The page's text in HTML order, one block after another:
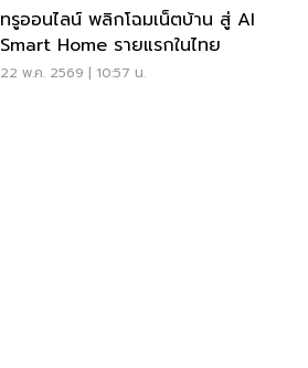
ทรูออนไลน์ พลิกโฉมเน็ตบ้าน สู่ AI
Smart Home รายแรกในไทย
22 พ.ค. 2569 | 10:57 น.